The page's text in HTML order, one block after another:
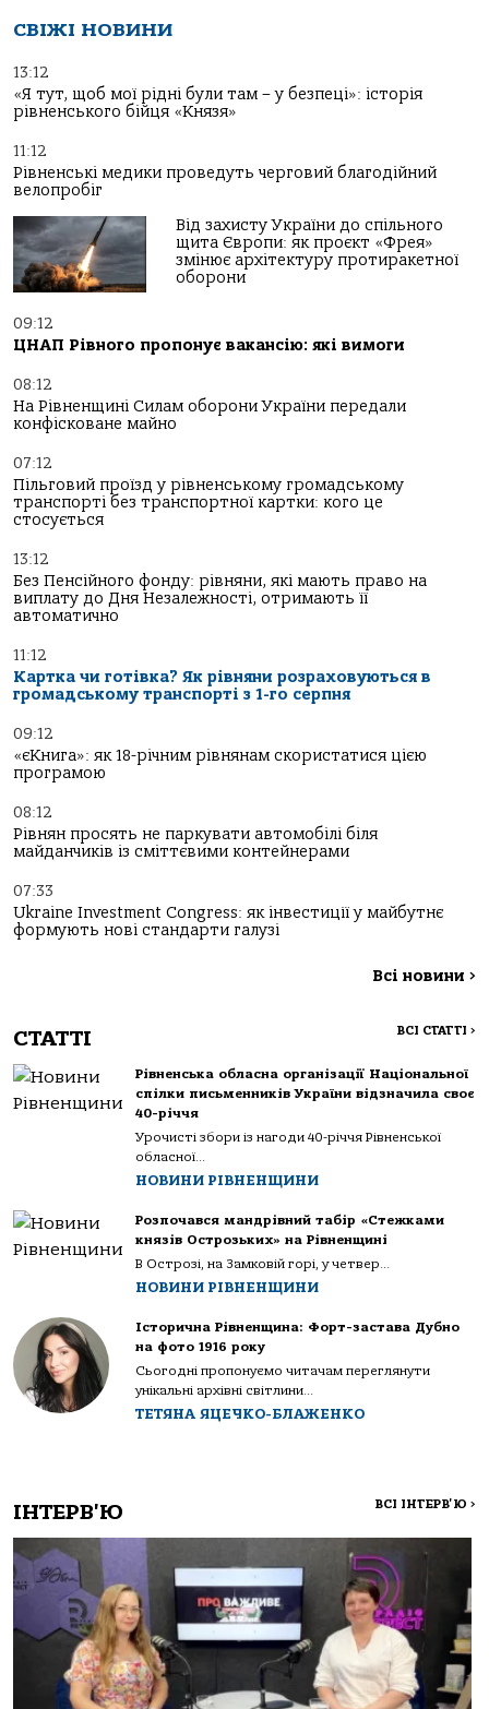
СВІЖІ НОВИНИ
13:12
«Я тут, щоб мої рідні були там – у безпеці»: історія
рівненського бійця «Князя»
11:12
Рівненські медики проведуть черговий благодійний
велопробіг
Від захисту України до спільного
щита Європи: як проєкт «Фрея»
змінює архітектуру протиракетної
оборони
09:12
ЦНАП Рівного пропонує вакансію: які вимоги
08:12
На Рівненщині Силам оборони України передали
конфісковане майно
07:12
Пільговий проїзд у рівненському громадському
транспорті без транспортної картки: кого це
стосується
13:12
Без Пенсійного фонду: рівняни, які мають право на
виплату до Дня Незалежності, отримають її
автоматично
11:12
Картка чи готівка? Як рівняни розраховуються в
громадському транспорті з 1-го серпня
09:12
«єКнига»: як 18-річним рівнянам скористатися цією
програмою
08:12
Рівнян просять не паркувати автомобілі біля
майданчиків із сміттєвими контейнерами
07:33
Ukraine Investment Congress: як інвестиції у майбутнє
формують нові стандарти галузі
Всі новини >
СТАТТІ ВСІ СТАТТІ >
Рівненська обласна організації Національної
спілки письменників України відзначила своє
40-річчя
Урочисті збори із нагоди 40-річчя Рівненської
обласної...
НОВИНИ РІВНЕНЩИНИ
Розпочався мандрівний табір «Стежками
князів Острозьких» на Рівненщині
В Острозі, на Замковій горі, у четвер...
НОВИНИ РІВНЕНЩИНИ
Історична Рівненщина: Форт-застава Дубно
на фото 1916 року
Сьогодні пропонуємо читачам переглянути
унікальні архівні світлини...
ТЕТЯНА ЯЦЕЧКО-БЛАЖЕНКО
ІНТЕРВ'Ю ВСІ ІНТЕРВ'Ю >